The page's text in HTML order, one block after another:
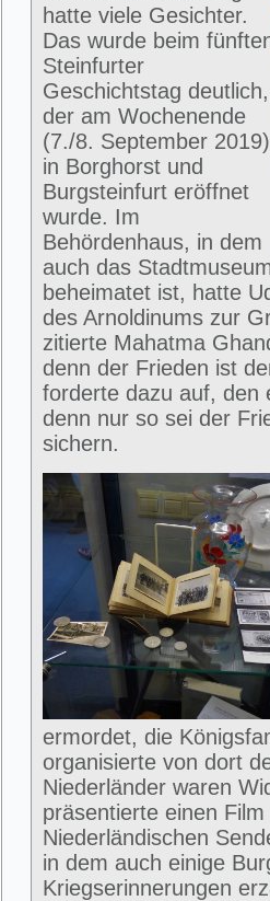
hatte viele Gesichter.
Das wurde beim
Steinfurter
Geschichtstag deutlich,
der am Wochenende
(7./8. September 2019)
in Borghorst und
Burgsteinfurt eröffnet
wurde. Im
Behördenhaus, in dem
auch das
beheimatet ist, hatte
des Arnoldinums zur
zitierte Mahatma
denn der Frieden ist
forderte dazu auf, den
denn nur so sei der
sichern.
ermordet, die
organisierte von dort
Niederländer waren
präsentierte einen
Niederländischen
in dem auch einige
Kriegserinnerungen